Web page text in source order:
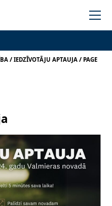
/IEDZĪVOTĀJU APTAUJA / PAGE